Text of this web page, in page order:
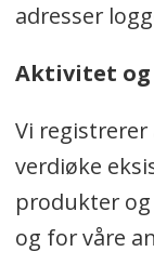
adresser
Aktivitet og
Vi
verdiøke
produkter
og for våre